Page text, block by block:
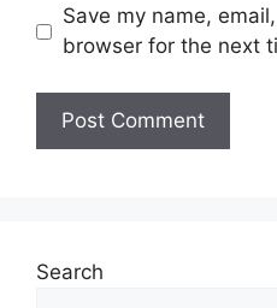
Save my name,
browser for the next
Search